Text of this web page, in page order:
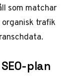
som matchar
trafik
plan